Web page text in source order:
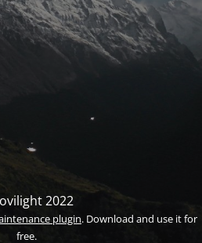
2022
plugin. Download and use it for
free.